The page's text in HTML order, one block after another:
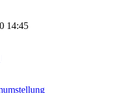
14:45